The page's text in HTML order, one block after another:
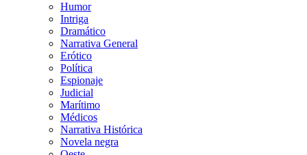
Humor
Intriga
Dramático
Narrativa General
Erótico
Política
Espionaje
Judicial
Marítimo
Médicos
Narrativa Histórica
Novela negra